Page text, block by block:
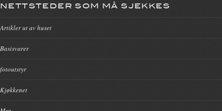
NETTSTEDER SOM MÅ SJEKKES
Artikler ut av huset
Basisvarer
fotoutstyr
Kjøkkenet